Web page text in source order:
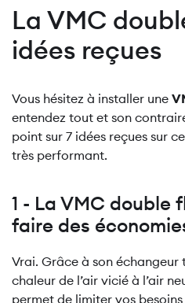
La VMC
idées reçues
Vous hésitez à installer une
entendez tout et son
point sur 7 idées reçues sur
très performant.
1 - La VMC double
faire des
Vrai. Grâce à son
chaleur de l’air vicié à l’air
permet de limiter vos